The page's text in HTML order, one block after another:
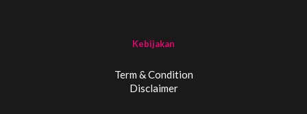
Kebijakan
Term & Condition
Disclaimer